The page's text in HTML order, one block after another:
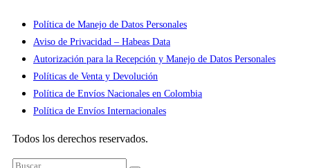
Política de Manejo de Datos Personales
Aviso de Privacidad – Habeas Data
Autorización para la Recepción y Manejo de Datos Personales
Políticas de Venta y Devolución
Política de Envíos Nacionales en Colombia
Política de Envíos Internacionales
Todos los derechos reservados.